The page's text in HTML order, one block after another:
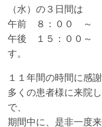
（水）の３日間は
午前 ８：００ ～
午後 １５：００～
す。
１１年間の時間に感
多くの患者様に来院
で、
期間中に、是非一度